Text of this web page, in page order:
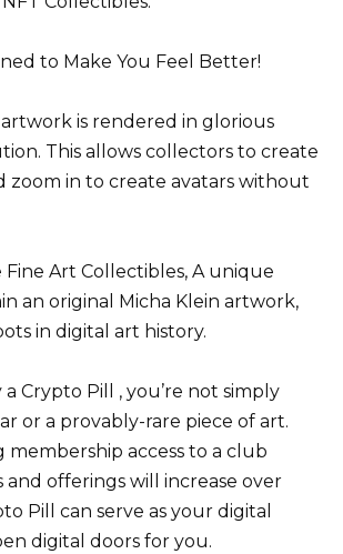
to Make You Feel Better!
is rendered in glorious
This allows collectors to create
zoom in to create avatars without
Fine Art Collectibles, A unique
an original Micha Klein artwork,
in digital art history.
Crypto Pill , you’re not simply
or a provably-rare piece of art.
membership access to a club
and offerings will increase over
Pill can serve as your digital
digital doors for you.